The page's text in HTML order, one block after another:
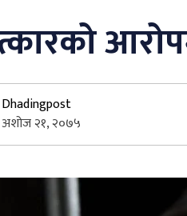
Dhadingpost
अशोज २१, २०७५